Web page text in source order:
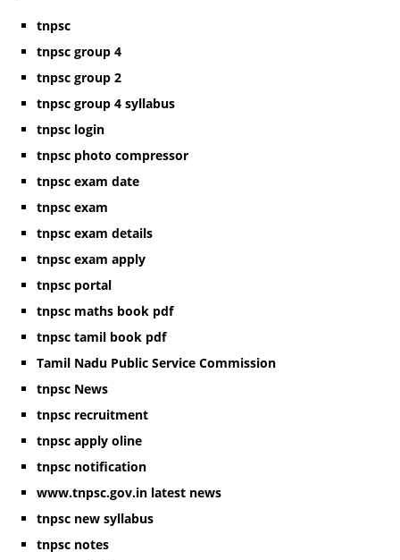
tnpsc
tnpsc group 4
tnpsc group 2
tnpsc group 4 syllabus
tnpsc login
tnpsc photo compressor
tnpsc exam date
tnpsc exam
tnpsc exam details
tnpsc exam apply
tnpsc portal
tnpsc maths book pdf
tnpsc tamil book pdf
Tamil Nadu Public Service Commission
tnpsc News
tnpsc recruitment
tnpsc apply oline
tnpsc notification
www.tnpsc.gov.in latest news
tnpsc new syllabus
tnpsc notes